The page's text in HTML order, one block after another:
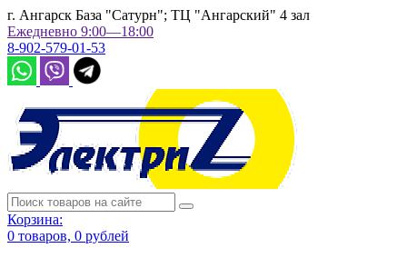
г. Ангарск База "Сатурн"; ТЦ "Ангарский" 4 зал
Ежедневно 9:00—18:00
8-902-579-01-53
Корзина:
0 товаров, 0 рублей